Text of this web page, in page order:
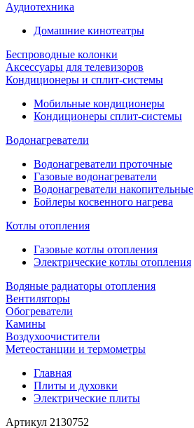
Аудиотехника
Домашние кинотеатры
Беспроводные колонки
Аксессуары для телевизоров
Кондиционеры и сплит-системы
Мобильные кондиционеры
Кондиционеры сплит-системы
Водонагреватели
Водонагреватели проточные
Газовые водонагреватели
Водонагреватели накопительные
Бойлеры косвенного нагрева
Котлы отопления
Газовые котлы отопления
Электрические котлы отопления
Водяные радиаторы отопления
Вентиляторы
Обогреватели
Камины
Воздухоочистители
Метеостанции и термометры
Главная
Плиты и духовки
Электрические плиты
Артикул 2130752